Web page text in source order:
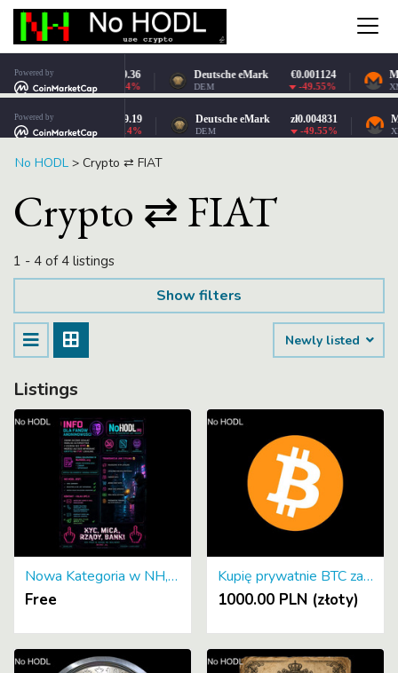
No HODL > Crypto ⇄ FIAT
Crypto ⇄ FIAT
1 - 4 of 4 listings
Show filters
Newly listed
Listings
Nowa Kategoria w NH, Krypto ⇄ FIAT. New Category on NH, Crypto ⇄ FIAT
Free
Kupię prywatnie BTC za 1000zł gotówką.
1000.00 PLN (złoty)